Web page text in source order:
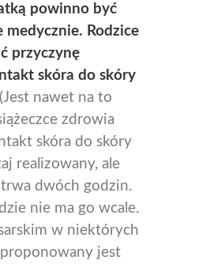
powinno być
medycznie. Rodzice
przyczynę
skóra do skóry
nawet na to
zdrowia
skóra do skóry
realizowany, ale
dwóch godzin.
nie ma go wcale.
w niektórych
jest